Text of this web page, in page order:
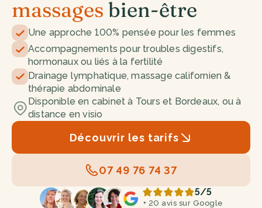
massages bien-être
Une approche 100% pensée pour les femmes
Accompagnements pour troubles digestifs,
hormonaux ou liés à la fertilité
Drainage lymphatique, massage californien &
thérapie abdominale
Disponible en cabinet à Tours et Bordeaux, ou à
distance en visio
Découvrir les tarifs
07 49 76 74 37
5/5
+ 20 avis sur Google